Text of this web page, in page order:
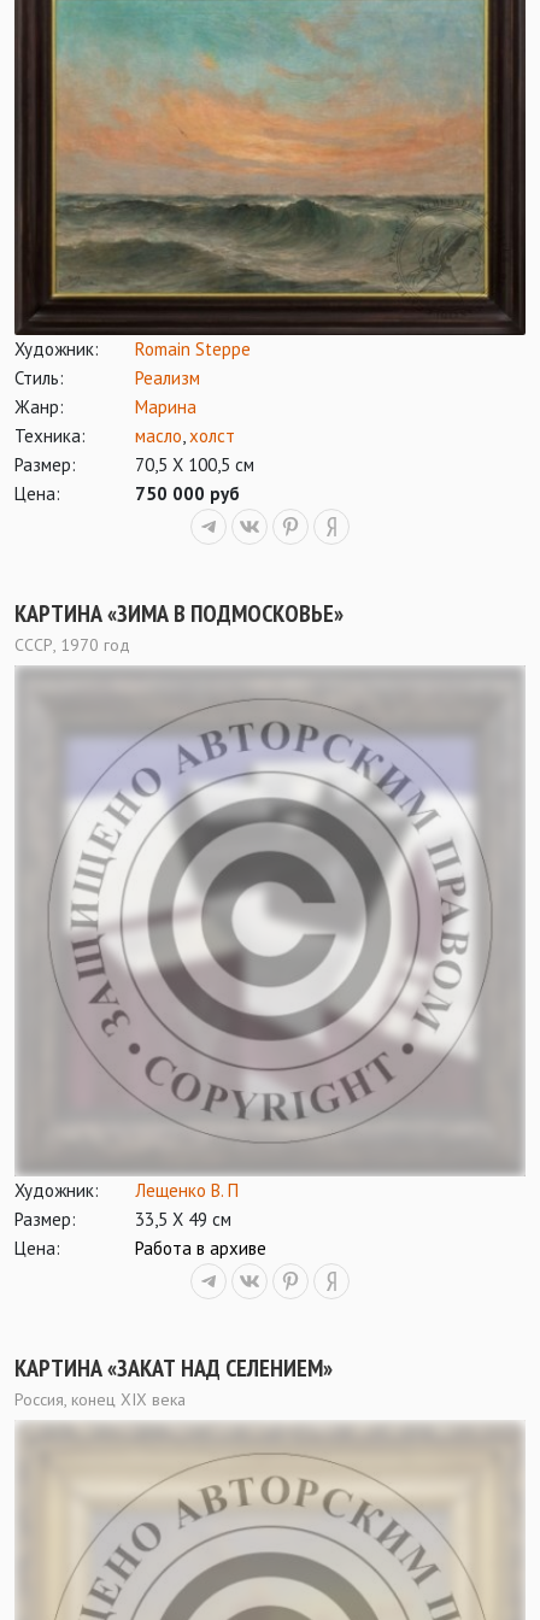
Художник:
Romain Steppe
Стиль:
Реализм
Жанр:
Марина
Техника:
масло,холст
Размер:
70,5 Х 100,5 см
Цена:
750 000 руб
КАРТИНА «ЗИМА В ПОДМОСКОВЬЕ»
СССР, 1970 год
Художник:
Лещенко В. П
Размер:
33,5 Х 49 см
Цена:
Работа в архиве
КАРТИНА «ЗАКАТ НАД СЕЛЕНИЕМ»
Россия, конец XIX века